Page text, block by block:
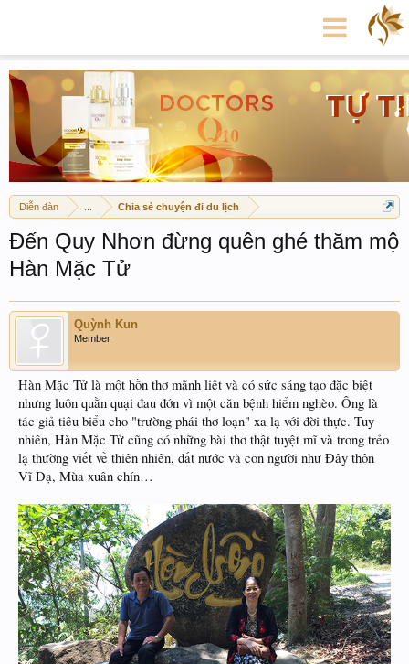
Diễn đàn Chia sẻ chuyện đi du lịch
Đến Quy Nhơn đừng quên ghé thăm mộ
Hàn Mặc Tử
Quỳnh Kun
Member
Hàn Mặc Tử là một hồn thơ mãnh liệt và có sức sáng tạo đặc biệt
nhưng luôn quằn quại đau đớn vì một căn bệnh hiểm nghèo. Ông là
tác giả tiêu biểu cho "trường phái thơ loạn" xa lạ với đời thực. Tuy
nhiên, Hàn Mặc Tử cũng có những bài thơ thật tuyệt mĩ và trong trẻo
lạ thường viết về thiên nhiên, đất nước và con người như Đây thôn
Vĩ Dạ, Mùa xuân chín…